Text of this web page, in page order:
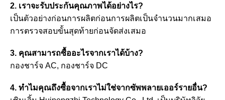
2. เราจะรับประกันคุณภาพได้อย่างไร?
เป็นตัวอย่างก่อนการผลิตก่อนการผลิตเป็นจำนวนมากเสมอ
การตรวจสอบขั้นสุดท้ายก่อนจัดส่งเสมอ
3. คุณสามารถซื้ออะไรจากเราได้บ้าง?
กองชาร์จ AC, กองชาร์จ DC
4. ทำไมคุณถึงซื้อจากเราไม่ใช่จากซัพพลายเออร์รายอื่น?